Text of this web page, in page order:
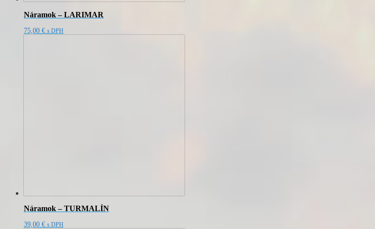
Náramok – LARIMAR
75,00 € s DPH
Náramok – TURMALÍN
39,00 € s DPH